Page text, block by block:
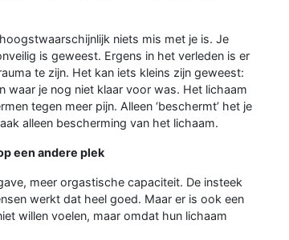
niets mis met je is. Je
is geweest. Ergens in het verleden is er
te zijn. Het kan iets kleins zijn geweest:
je nog niet klaar voor was. Het lichaam
tegen meer pijn. Alleen ‘beschermt’ het je
alleen bescherming van het lichaam.
een andere plek
meer orgastische capaciteit. De insteek
werkt dat heel goed. Maar er is ook een
willen voelen, maar omdat hun lichaam